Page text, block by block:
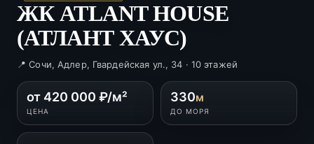
ЖК ATLANT HOUSE
(АТЛАНТ ХАУС)
📍 Сочи, Адлер, Гвардейская ул., 34 · 10 этажей
от 420 000 ₽/м²
ЦЕНА
330м
ДО МОРЯ